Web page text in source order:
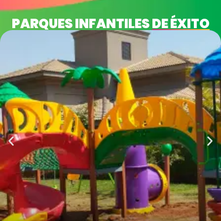
PARQUES INFANTILESDE ÉXITO